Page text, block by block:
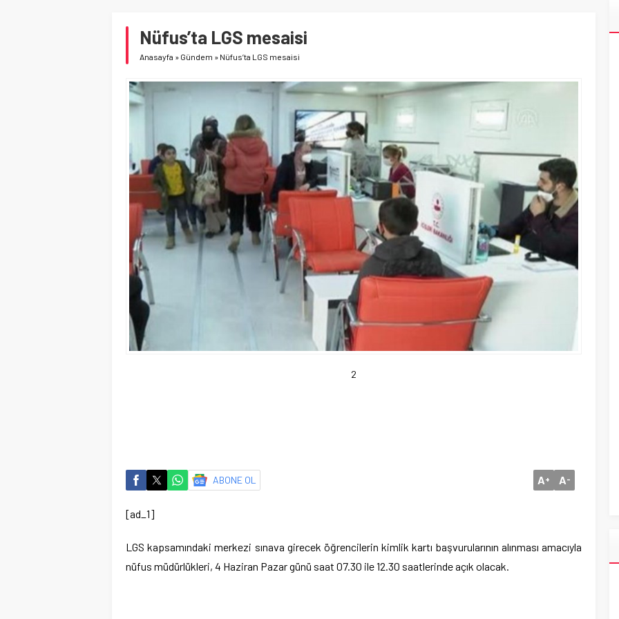
Nüfus’ta LGS mesaisi
Anasayfa » Gündem » Nüfus’ta LGS mesaisi
2
ABONE OL A+ A-
[ad_1]
LGS kapsamındaki merkezi sınava girecek öğrencilerin kimlik kartı başvurularının alınması amacıyla
nüfus müdürlükleri, 4 Haziran Pazar günü saat 07.30 ile 12.30 saatlerinde açık olacak.